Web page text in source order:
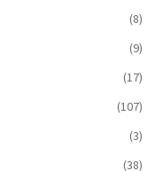
(8)
(9)
(17)
(107)
(3)
(38)